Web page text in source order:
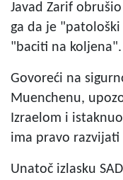
Javad Zarif
ga da je
"baciti na koljena".
Govoreći na
Muenchenu,
Izraelom i
ima pravo
Unatoč izlasku